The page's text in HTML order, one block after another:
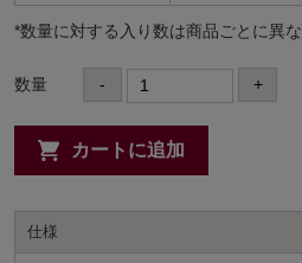
*数量に対する⼊り数は商品ごとに異な
数量 - +
カートに追加
仕様